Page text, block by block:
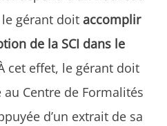
gérant doit accomplir
de la SCI dans le
cet effet, le gérant doit
Centre de Formalités
d’un extrait de sa